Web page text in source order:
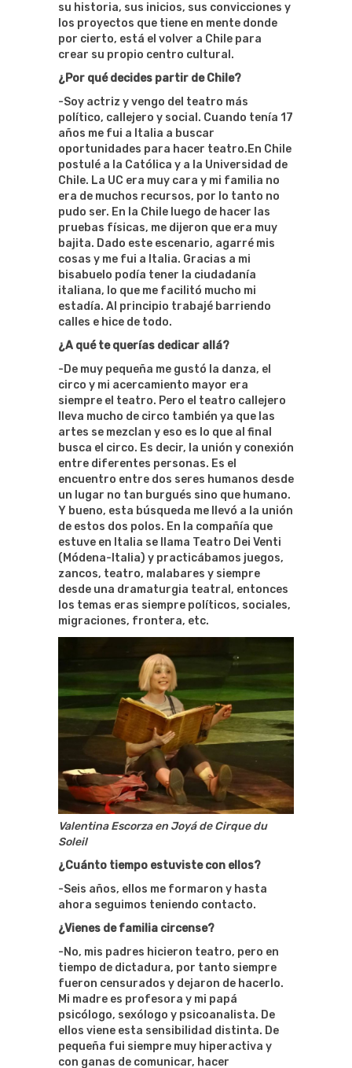
su historia, sus inicios, sus convicciones y
los proyectos que tiene en mente donde
por cierto, está el volver a Chile para
crear su propio centro cultural.
¿Por qué decides partir de Chile?
-Soy actriz y vengo del teatro más
político, callejero y social. Cuando tenía 17
años me fui a Italia a buscar
oportunidades para hacer teatro.En Chile
postulé a la Católica y a la Universidad de
Chile. La UC era muy cara y mi familia no
era de muchos recursos, por lo tanto no
pudo ser. En la Chile luego de hacer las
pruebas físicas, me dijeron que era muy
bajita. Dado este escenario, agarré mis
cosas y me fui a Italia. Gracias a mi
bisabuelo podía tener la ciudadanía
italiana, lo que me facilitó mucho mi
estadía. Al principio trabajé barriendo
calles e hice de todo.
¿A qué te querías dedicar allá?
-De muy pequeña me gustó la danza, el
circo y mi acercamiento mayor era
siempre el teatro. Pero el teatro callejero
lleva mucho de circo también ya que las
artes se mezclan y eso es lo que al final
busca el circo. Es decir, la unión y conexión
entre diferentes personas. Es el
encuentro entre dos seres humanos desde
un lugar no tan burgués sino que humano.
Y bueno, esta búsqueda me llevó a la unión
de estos dos polos. En la compañía que
estuve en Italia se llama Teatro Dei Venti
(Módena-Italia) y practicábamos juegos,
zancos, teatro, malabares y siempre
desde una dramaturgia teatral, entonces
los temas eras siempre políticos, sociales,
migraciones, frontera, etc.
Valentina Escorza en Joyá de Cirque du
Soleil
¿Cuánto tiempo estuviste con ellos?
-Seis años, ellos me formaron y hasta
ahora seguimos teniendo contacto.
¿Vienes de familia circense?
-No, mis padres hicieron teatro, pero en
tiempo de dictadura, por tanto siempre
fueron censurados y dejaron de hacerlo.
Mi madre es profesora y mi papá
psicólogo, sexólogo y psicoanalista. De
ellos viene esta sensibilidad distinta. De
pequeña fui siempre muy hiperactiva y
con ganas de comunicar, hacer